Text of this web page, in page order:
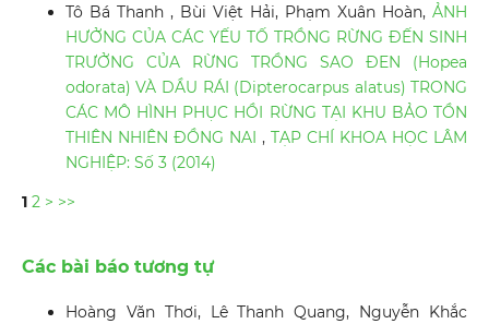
Tô Bá Thanh , Bùi Việt Hải, Phạm Xuân Hoàn,ẢNH
HƯỞNG CỦA CÁC YẾU TỐ TRỒNG RỪNG ĐẾN SINH
TRƯỞNG CỦA RỪNG TRỒNG SAO ĐEN (Hopea
odorata) VÀ DẦU RÁI (Dipterocarpus alatus) TRONG
CÁC MÔ HÌNH PHỤC HỒI RỪNG TẠI KHU BẢO TỒN
THIÊN NHIÊN ĐỒNG NAI ,TẠP CHÍ KHOA HỌC LÂM
NGHIỆP: Số 3 (2014)
1 2 > >>
Các bài báo tương tự
Hoàng Văn Thơi, Lê Thanh Quang, Nguyễn Khắc